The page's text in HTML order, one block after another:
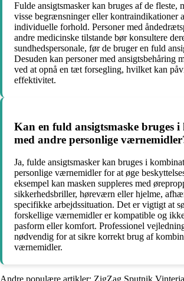
Fulde ansigtsmasker kan bruges af de fleste,
visse begrænsninger eller kontraindikationer
individuelle forhold. Personer med
andre medicinske tilstande bør konsultere
sundhedspersonale, før de bruger en fuld
Desuden kan personer med ansigtsbehåring
ved at opnå en tæt forsegling, hvilket kan
effektivitet.
Kan en fuld ansigtsmaske bruges
med andre personlige
Ja, fulde ansigtsmasker kan bruges i
personlige værnemidler for at øge
eksempel kan masken suppleres med
sikkerhedsbriller, høreværn eller hjelme,
specifikke arbejdssituation. Det er vigtigt at
forskellige værnemidler er kompatible og
pasform eller komfort. Professionel
nødvendig for at sikre korrekt brug af
værnemidler.